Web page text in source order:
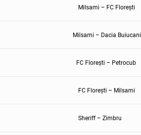
Milsami – FC Florești
Milsami – Dacia Buiucani
FC Florești – Petrocub
FC Florești – Milsami
Sheriff – Zimbru